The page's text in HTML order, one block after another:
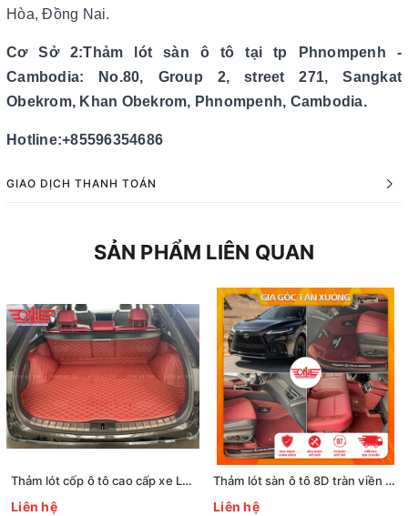
Hòa, Đồng Nai.
Cơ Sở 2:Thảm lót sàn ô tô tại tp Phnompenh -
Cambodia: No.80, Group 2, street 271, Sangkat
Obekrom, Khan Obekrom, Phnompenh, Cambodia.
Hotline:+85596354686
GIAO DỊCH THANH TOÁN
SẢN PHẨM LIÊN QUAN
Thảm lót cốp ô tô cao cấp xe Lexus Rx500 2023
Liên hệ
Thảm lót sàn ô tô 8D tràn viền xe Lexus Rx500 2023
Liên hệ